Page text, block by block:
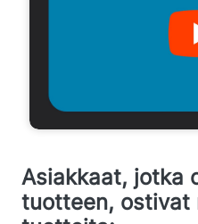
Asiakkaat, jotka
tuotteen, ostivat